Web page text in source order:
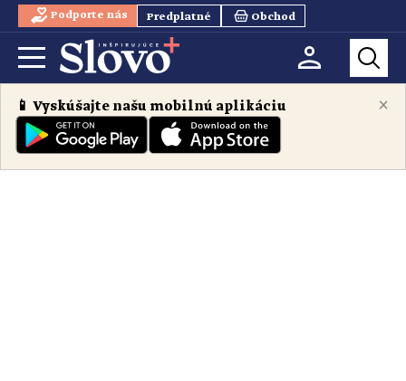
Podporte nás Predplatné Obchod
×
📱 Vyskúšajte našu mobilnú aplikáciu